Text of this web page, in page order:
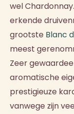
wel
erkende
grootste Blanc
meest
Zeer
aromatische
prestigieuze
vanwege zijn